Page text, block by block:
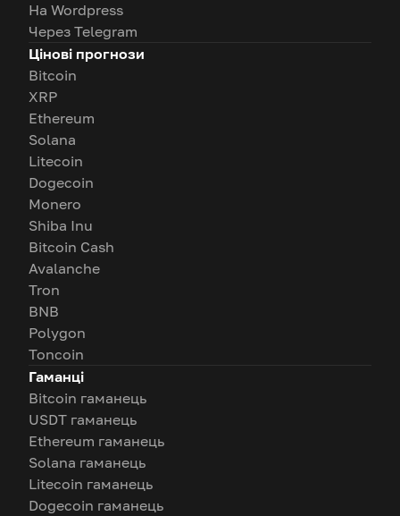
На Wordpress
Через Telegram
Цінові прогнози
Bitcoin
XRP
Ethereum
Solana
Litecoin
Dogecoin
Monero
Shiba Inu
Bitcoin Cash
Avalanche
Tron
BNB
Polygon
Toncoin
Гаманці
Bitcoin гаманець
USDT гаманець
Ethereum гаманець
Solana гаманець
Litecoin гаманець
Dogecoin гаманець